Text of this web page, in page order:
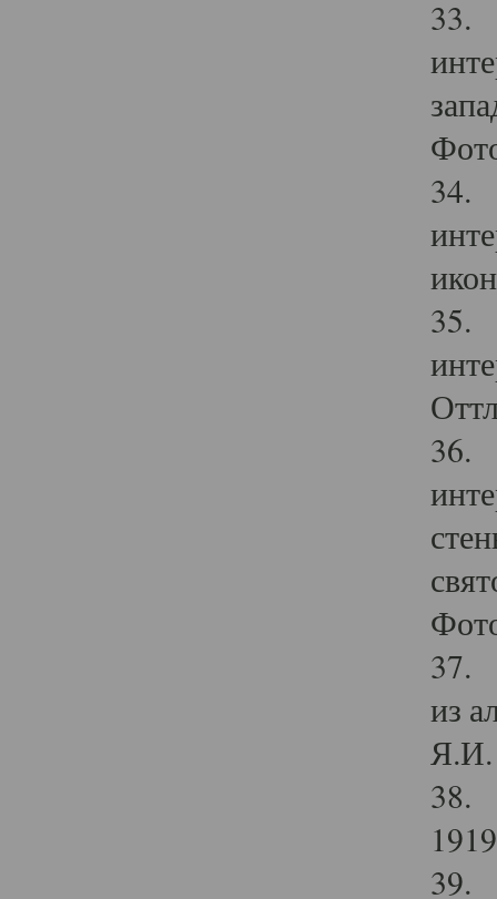
33.
34.
35.
36.
37.
из
Я.И.
38.
39.